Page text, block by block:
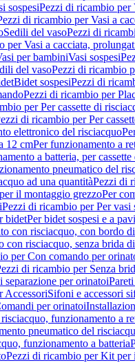
sospesiPezzi di ricambio per
di ricambio per Vasi a
Sedili del vasoPezzi di
per Vasi a cacciata,
per bambiniVasi sospesi
del vasoPezzi di ricambio
Bidet sospesiPezzi di
Pezzi di ricambio per
per Per cassette di
di ricambio per Per
elettronico del risciacquo
12 cmPer funzionamento a
a batteria, per
pneumatico del
ad una quantitàPezzi di
il montaggio grezzoPer
Pezzi di ricambio per Per vasi
bidetPer bidet sospesi e a
con risciacquo, con bordo
risciacquo, senza brida
per Con comando per
di ricambio per Senza
separazione per orinatoi
AccessoriSifoni e accessori
per orinatoi
funzionamento a
pneumatico del
funzionamento a batteria
Pezzi di ricambio per Kit per